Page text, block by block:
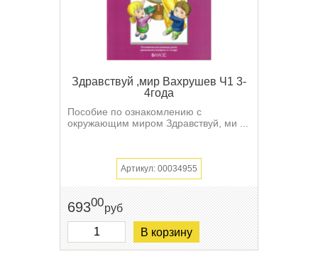
Здравствуй ,мир Вахрушев Ч1 3-
4года
Пособие по ознакомлению с
окружающим миром Здравствуй, ми ...
Артикул: 00034955
69300руб
В корзину